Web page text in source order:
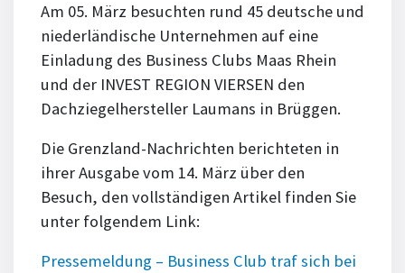
Am 05. März besuchten rund 45 deutsche und
niederländische Unter­nehmen auf eine
Einladung des Business Clubs Maas Rhein
und der INVEST REGION VIERSEN den
Dachziegel­hersteller Laumans in Brüggen.
Die Grenzland-Nachrichten berichteten in
ihrer Ausgabe vom 14. März über den
Besuch, den vollständigen Artikel finden Sie
unter folgendem Link:
Pressemeldung – Business Club traf sich bei